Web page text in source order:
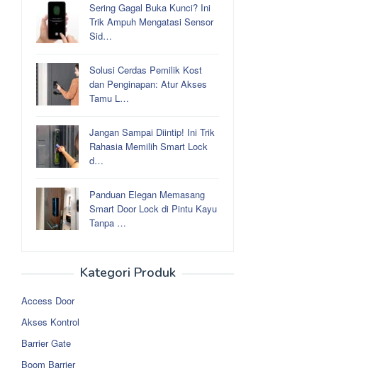
Sering Gagal Buka Kunci? Ini
Trik Ampuh Mengatasi Sensor
Sid…
Solusi Cerdas Pemilik Kost
dan Penginapan: Atur Akses
Tamu L…
Jangan Sampai Diintip! Ini Trik
Rahasia Memilih Smart Lock
d…
Panduan Elegan Memasang
Smart Door Lock di Pintu Kayu
Tanpa …
Kategori Produk
Access Door
Akses Kontrol
Barrier Gate
Boom Barrier